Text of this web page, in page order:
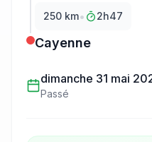
250 km• 2h47
Cayenne
dimanche 31 mai
Passé